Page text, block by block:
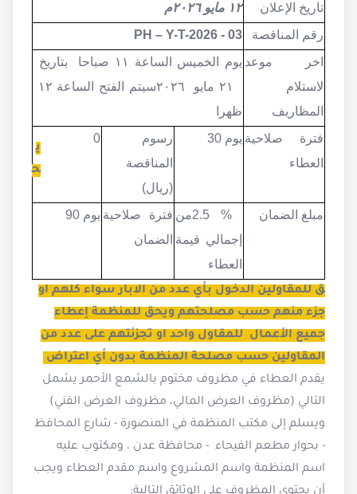
تاريخ الإعلان
١٢ مايو ٢٠٢٦م
رقم المناقصة
PH – Y-T-2026 - 03
اخر موعد
لاستلام
المظاريف
يوم الخميس الساعة ١١ صباحا بتاريخ
ظهرا
فترة صلاحية
العطاء
30 يوم
رسوم
المناقصة
(ريال)
0
مبلغ الضمان % 2.5
من
إجمالي قيمة
العطاء
فترة صلاحية
الضمان
90 يوم
ي
ح
ق للمقاولين الدخول بأي عدد من الابار سواء كلهم او
جزء منهم حسب مصلحتهم ويحق للمنظمة إعطاء
جميع الأعمال للمقاول واحد او تجزئتهم على عدد من
المقاولين حسب مصلحة المنظمة بدون أي اعتراض
يقدم العطاء في مظروف مختوم بالشمع الأحمر يشمل
التالي (مظروف العرض المالي، مظروف العرض الفني)
ويسلم إلى مكتب المنظمة في المنصورة - شارع المحافظ
- بحوار مطعم الفيحاء - محافظة عدن ، ومكتوب عليه
اسم المنظمة واسم المشروع واسم مقدم العطاء ويجب